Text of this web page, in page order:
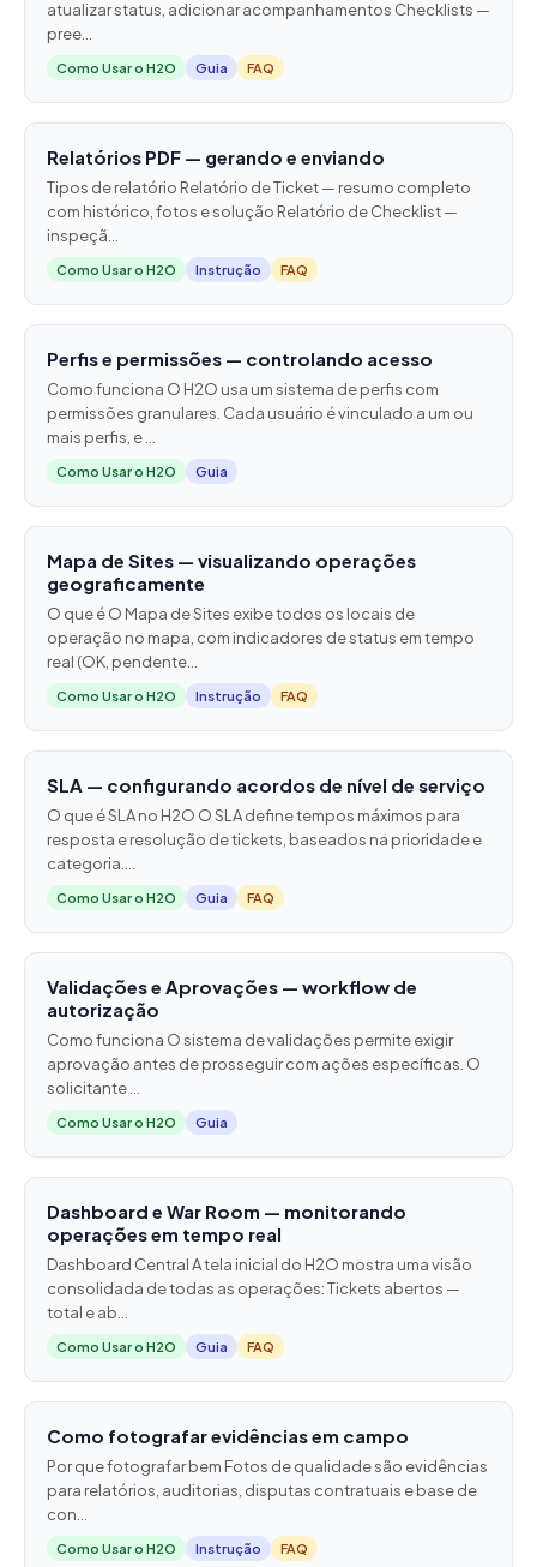
atualizar status, adicionar acompanhamentos Checklists —
pree...
Como Usar o H2O Guia FAQ
Relatórios PDF — gerando e enviando
Tipos de relatório Relatório de Ticket — resumo completo
com histórico, fotos e solução Relatório de Checklist —
inspeçã...
Como Usar o H2O Instrução FAQ
Perfis e permissões — controlando acesso
Como funciona O H2O usa um sistema de perfis com
permissões granulares. Cada usuário é vinculado a um ou
mais perfis, e ...
Como Usar o H2O Guia
Mapa de Sites — visualizando operações
geograficamente
O que é O Mapa de Sites exibe todos os locais de
operação no mapa, com indicadores de status em tempo
real (OK, pendente...
Como Usar o H2O Instrução FAQ
SLA — configurando acordos de nível de serviço
O que é SLA no H2O O SLA define tempos máximos para
resposta e resolução de tickets, baseados na prioridade e
categoria....
Como Usar o H2O Guia FAQ
Validações e Aprovações — workflow de
autorização
Como funciona O sistema de validações permite exigir
aprovação antes de prosseguir com ações específicas. O
solicitante ...
Como Usar o H2O Guia
Dashboard e War Room — monitorando
operações em tempo real
Dashboard Central A tela inicial do H2O mostra uma visão
consolidada de todas as operações: Tickets abertos —
total e ab...
Como Usar o H2O Guia FAQ
Como fotografar evidências em campo
Por que fotografar bem Fotos de qualidade são evidências
para relatórios, auditorias, disputas contratuais e base de
con...
Como Usar o H2O Instrução FAQ